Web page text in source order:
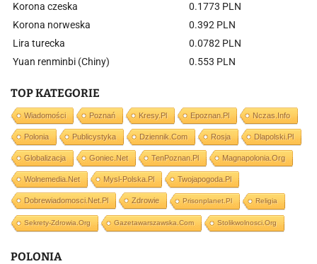
Korona czeska
0.1773 PLN
Korona norweska
0.392 PLN
Lira turecka
0.0782 PLN
Yuan renminbi (Chiny)
0.553 PLN
TOP KATEGORIE
Wiadomości Poznań Kresy.pl Epoznan.pl Nczas.info
Polonia Publicystyka Dziennik.com Rosja Dlapolski.pl
Globalizacja Goniec.net TenPoznan.pl Magnapolonia.org
Wolnemedia.net Mysl-Polska.pl Twojapogoda.pl
Dobrewiadomosci.net.pl Zdrowie Prisonplanet.pl Religia
Sekrety-Zdrowia.org Gazetawarszawska.com Stolikwolnosci.org
POLONIA